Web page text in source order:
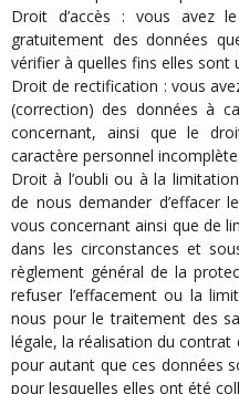
Droit d’accès : vous avez
gratuitement des données
vérifier à quelles fins elles sont
Droit de rectification : vous
(correction) des données à
concernant, ainsi que le
caractère personnel
Droit à l’oubli ou à la
de nous demander d’effacer
vous concernant ainsi que de
dans les circonstances et
règlement général de la
refuser l’effacement ou la
nous pour le traitement des
légale, la réalisation du
pour autant que ces données
pour lesquelles elles ont été